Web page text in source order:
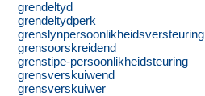
grendeltyd
grendeltydperk
grenslynpersoonlikheidsversteuring
grensoorskreidend
grenstipe-persoonlikheidsteuring
grensverskuiwend
grensverskuiwer